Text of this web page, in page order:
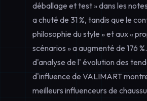
déballage et test » dans les
a chuté de 31 %, tandis que le
philosophie du style » et aux «
scénarios » a augmenté de 176
d'analyse de l' évolution des
d'influence de VALIMART
meilleurs influenceurs de